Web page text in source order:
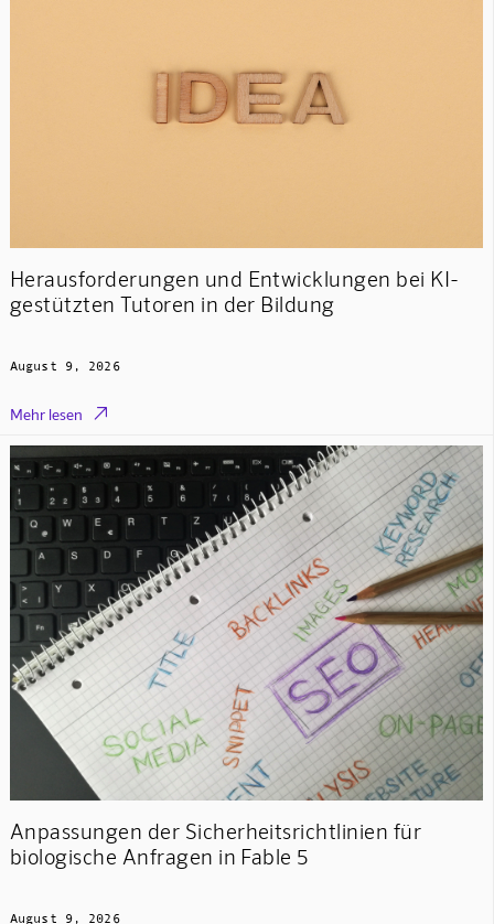
Herausforderungen und Entwicklungen bei KI-
gestützten Tutoren in der Bildung
August 9, 2026
Mehr lesen 
Anpassungen der Sicherheitsrichtlinien für
biologische Anfragen in Fable 5
August 9, 2026